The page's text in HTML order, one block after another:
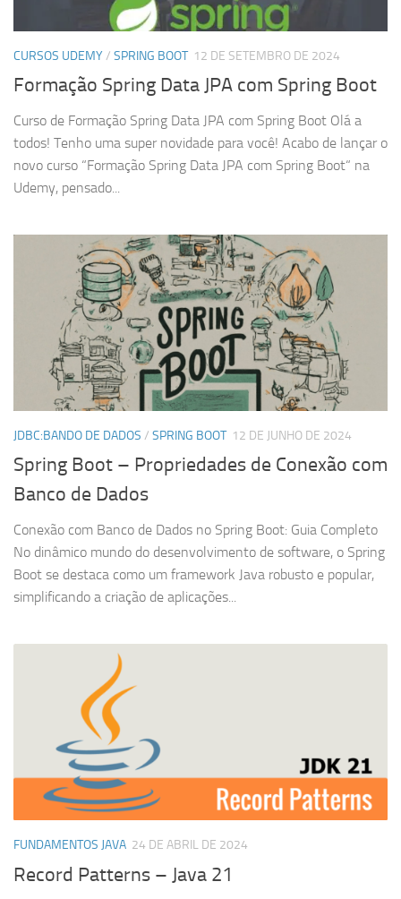
CURSOS UDEMY/ SPRING BOOT 12 DE SETEMBRO DE 2024
Formação Spring Data JPA com Spring Boot
Curso de Formação Spring Data JPA com Spring Boot Olá a
todos! Tenho uma super novidade para você! Acabo de lançar o
novo curso “Formação Spring Data JPA com Spring Boot“ na
Udemy, pensado...
JDBC:BANDO DE DADOS / SPRING BOOT 12 DE JUNHO DE 2024
Spring Boot – Propriedades de Conexão com
Banco de Dados
Conexão com Banco de Dados no Spring Boot: Guia Completo
No dinâmico mundo do desenvolvimento de software, o Spring
Boot se destaca como um framework Java robusto e popular,
simplificando a criação de aplicações...
FUNDAMENTOS JAVA 24 DE ABRIL DE 2024
Record Patterns – Java 21